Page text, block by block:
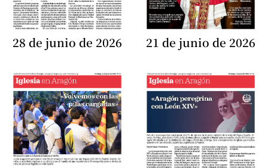
28 de junio de 2026 21 de junio de 2026